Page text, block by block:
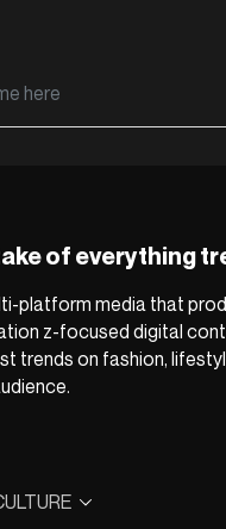
of everything
platform media that
z-focused digital
trends on fashion,